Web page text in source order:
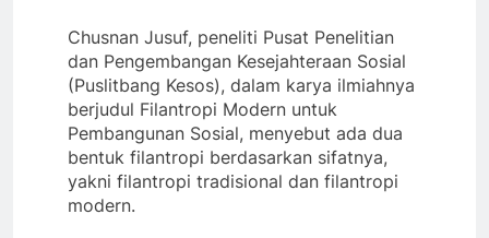
Chusnan Jusuf, peneliti Pusat Penelitian
dan Pengembangan Kesejahteraan Sosial
(Puslitbang Kesos), dalam karya ilmiahnya
berjudul Filantropi Modern untuk
Pembangunan Sosial, menyebut ada dua
bentuk filantropi berdasarkan sifatnya,
yakni filantropi tradisional dan filantropi
modern.